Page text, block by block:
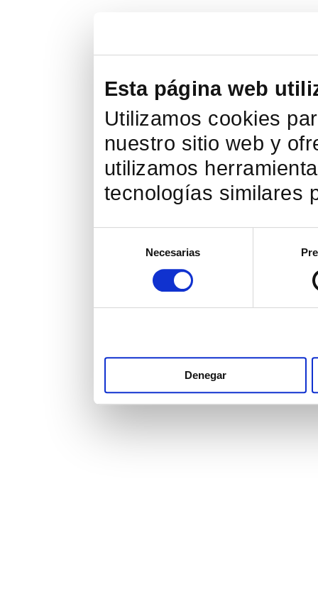
Esta página web
Utilizamos cookies
nuestro sitio web y
utilizamos
tecnologías similares
consentimiento
Necesarias
Denegar